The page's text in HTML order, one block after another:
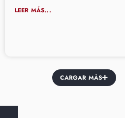
LEER MÁS...
CARGAR MÁS